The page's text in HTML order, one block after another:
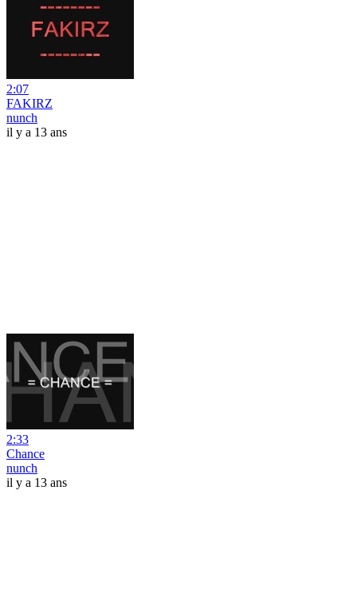
2:07
FAKIRZ
nunch
il y a 13 ans
2:33
Chance
nunch
il y a 13 ans